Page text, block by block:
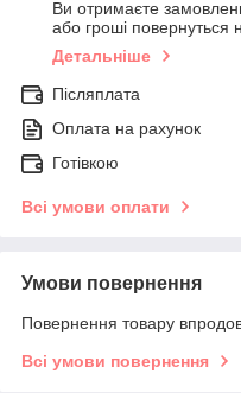
Ви отримаєте
або гроші повернуться
Детальніше
Післяплата
Оплата на рахунок
Готівкою
Всі умови оплати
Умови повернення
Повернення товару
Всі умови повернення